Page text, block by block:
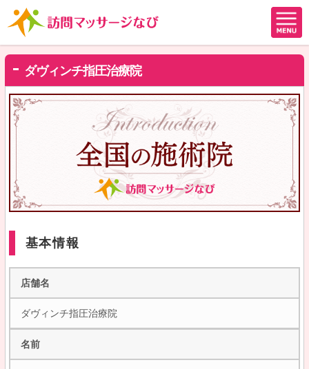
ダヴィンチ指圧治療院
基本情報
店舗名
ダヴィンチ指圧治療院
名前